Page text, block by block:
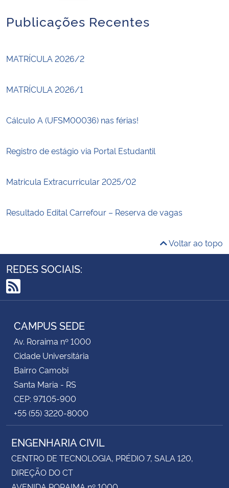
Publicações Recentes
MATRÍCULA 2026/2
MATRÍCULA 2026/1
Cálculo A (UFSM00036) nas férias!
Registro de estágio via Portal Estudantil
Matricula Extracurricular 2025/02
Resultado Edital Carrefour – Reserva de vagas
Voltar ao topo
REDES SOCIAIS:
RSS
CAMPUS SEDE
Av. Roraima nº 1000
Cidade Universitária
Bairro Camobi
Santa Maria - RS
CEP: 97105-900
+55 (55) 3220-8000
ENGENHARIA CIVIL
CENTRO DE TECNOLOGIA, PRÉDIO 7, SALA 120,
DIREÇÃO DO CT